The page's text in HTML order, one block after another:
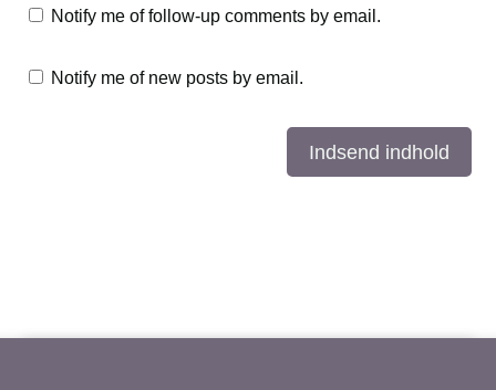
Notify me of follow-up comments by email.
Notify me of new posts by email.
Indsend indhold